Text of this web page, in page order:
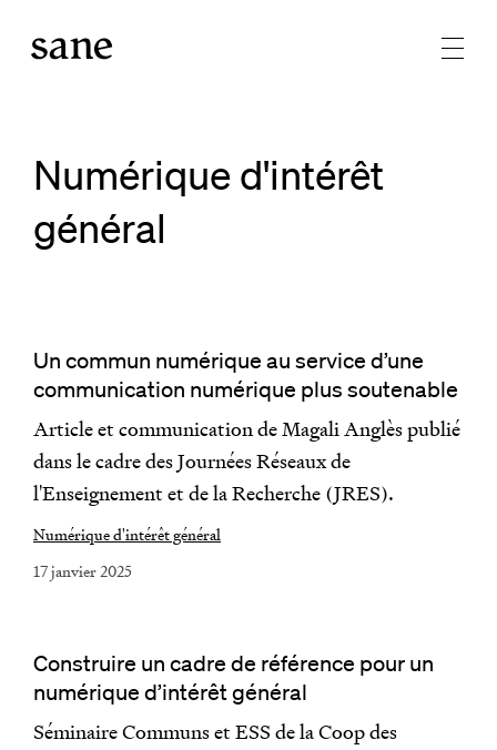
Numérique d'intérêt
général
Un commun numérique au service d’une
communication numérique plus soutenable
Article et communication de Magali Anglès publié
dans le cadre des Journées Réseaux de
l'Enseignement et de la Recherche (JRES).
Numérique d'intérêt général
17 janvier 2025
Construire un cadre de référence pour un
numérique d’intérêt général
Séminaire Communs et ESS de la Coop des